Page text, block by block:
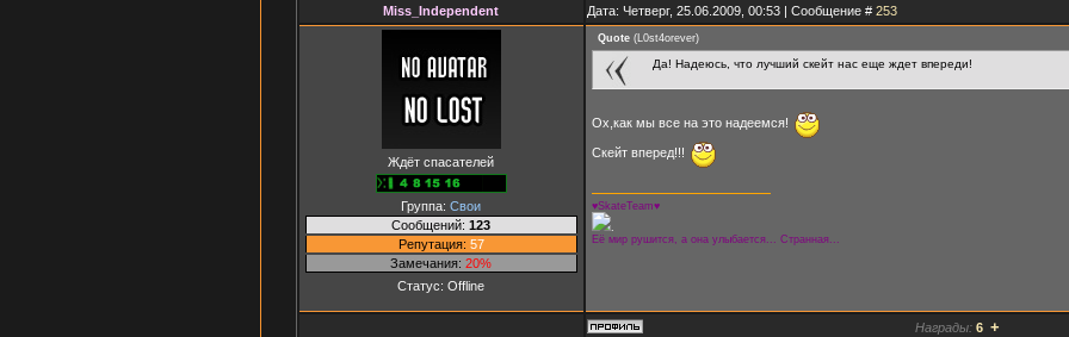
Miss_Independent Дата: Четверг, 25.06.2009, 00:53 | Сообщение # 253
Ждёт спасателей
Группа: Свои
Сообщений: 123
Репутация: 57
Замечания: 20%
Статус: Offline
Quote(L0st4orever)
Да! Надеюсь, что лучший скейт нас еще ждет впереди!
Ох,как мы все на это надеемся!
Скейт вперед!!!
♥SkateTeam♥
.
Её мир рушится, а она улыбается... Странная...
Награды: 6 +